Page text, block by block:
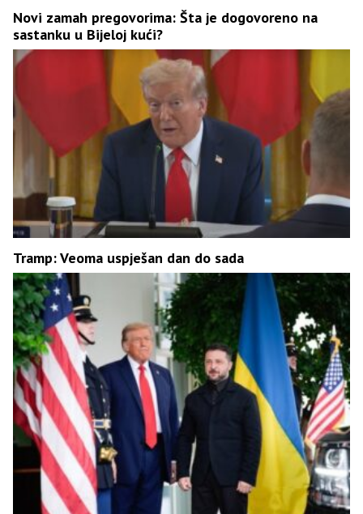
Novi zamah pregovorima: Šta je dogovoreno na
sastanku u Bijeloj kući?
Tramp: Veoma uspješan dan do sada